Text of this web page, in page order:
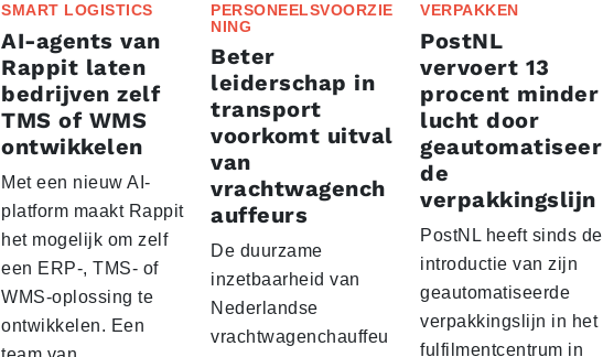
SMART LOGISTICS
AI-agents van
Rappit laten
bedrijven zelf
TMS of WMS
ontwikkelen
Met een nieuw AI-
platform maakt Rappit
het mogelijk om zelf
een ERP-, TMS- of
WMS-oplossing te
ontwikkelen. Een
PERSONEELSVOORZIE
NING
Beter
leiderschap in
transport
voorkomt uitval
van
vrachtwagench
auffeurs
De duurzame
inzetbaarheid van
Nederlandse
vrachtwagenchauffeu
VERPAKKEN
PostNL
vervoert 13
procent minder
lucht door
geautomatiseer
de
verpakkingslijn
PostNL heeft sinds de
introductie van zijn
geautomatiseerde
verpakkingslijn in het
fulfilmentcentrum in